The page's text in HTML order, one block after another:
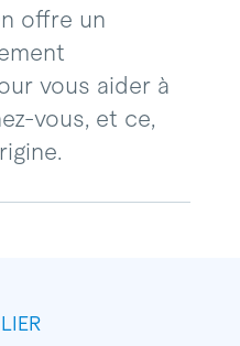
offre un
vous aider à
vous, et ce,